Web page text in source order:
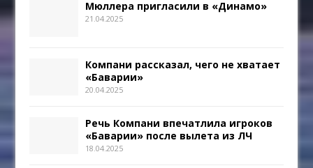
Мюллера пригласили в «Динамо»
21.04.2025
Компани рассказал, чего не хватает
«Баварии»
20.04.2025
Речь Компани впечатлила игроков
«Баварии» после вылета из ЛЧ
18.04.2025